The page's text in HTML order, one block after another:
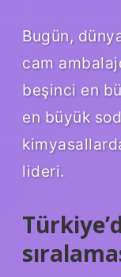
Bugün,
cam
beşinci en
en büyük
lideri.